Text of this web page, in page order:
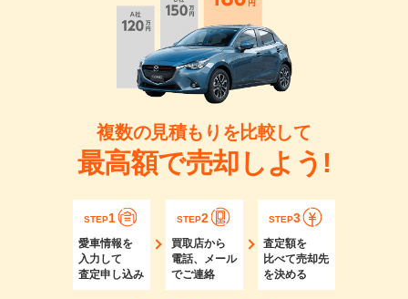
複数の見積もりを比較して
最高額で売却しよう!
STEP1
愛車情報を
入力して
査定申し込み
STEP2
買取店から
電話、メール
でご連絡
STEP3
査定額を
比べて売却先
を決める